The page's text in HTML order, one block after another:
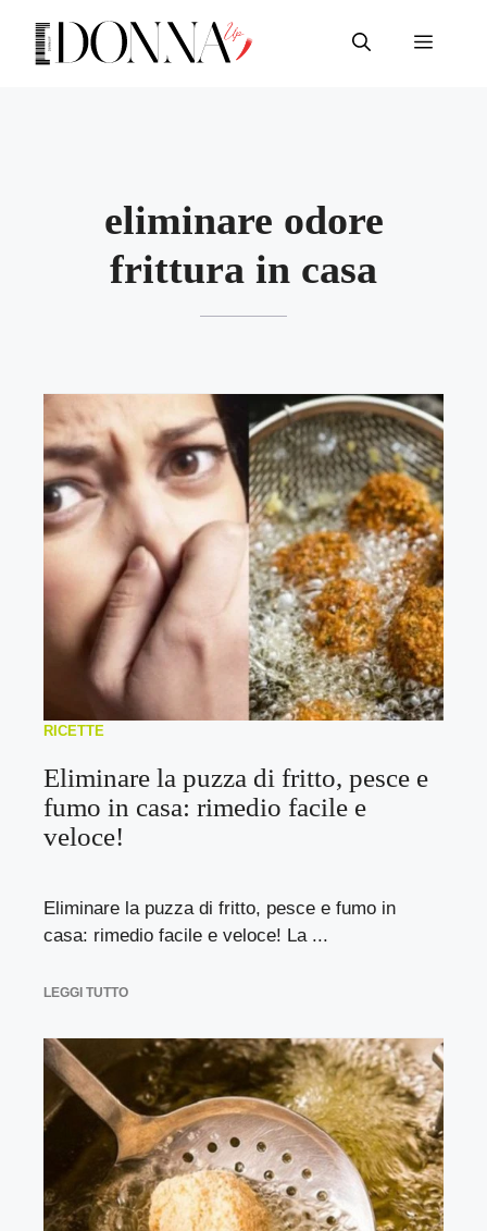
contenuto
Menu
eliminare odore
frittura in casa
RICETTE
Eliminare la puzza di fritto, pesce e
fumo in casa: rimedio facile e
veloce!
Eliminare la puzza di fritto, pesce e fumo in
casa: rimedio facile e veloce! La ...
LEGGI TUTTO